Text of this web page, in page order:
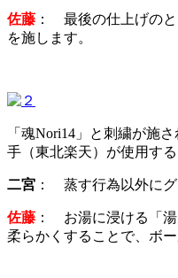
佐藤 ： 最後の仕上げの
を施します。
「魂Nori14」と刺繍が施
手（東北楽天）が使用す
二宮 ： 蒸す行為以外に
佐藤 ： お湯に浸ける「
柔らかくすることで、ボ